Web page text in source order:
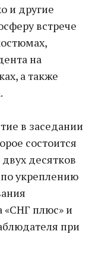
и другие
встрече
на
а также
в заседании
состоится
десятков
укреплению
«СНГ плюс» и
при